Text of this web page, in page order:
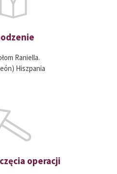
Raniella.
Hiszpania
operacji